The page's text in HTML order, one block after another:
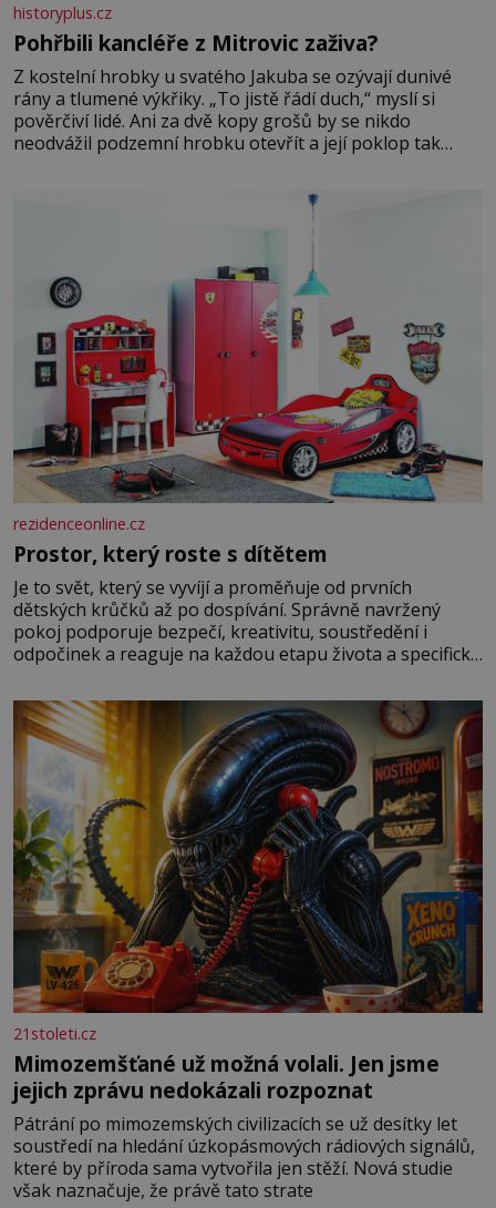
historyplus.cz
Pohřbili kancléře z Mitrovic zaživa?
Z kostelní hrobky u svatého Jakuba se ozývají dunivé
rány a tlumené výkřiky. „To jistě řádí duch,“ myslí si
pověrčiví lidé. Ani za dvě kopy grošů by se nikdo
neodvážil podzemní hrobku otevřít a její poklop tak
rezidenceonline.cz
Prostor, který roste s dítětem
Je to svět, který se vyvíjí a proměňuje od prvních
dětských krůčků až po dospívání. Správně navržený
pokoj podporuje bezpečí, kreativitu, soustředění i
odpočinek a reaguje na každou etapu života a specifické
měkkost a bezpečí, proto by pokoj miminka měl působit
především klidně a útulně. Předškolní věk je
21stoleti.cz
Mimozemšťané už možná volali. Jen jsme
jejich zprávu nedokázali rozpoznat
Pátrání po mimozemských civilizacích se už desítky let
soustředí na hledání úzkopásmových rádiových signálů,
které by příroda sama vytvořila jen stěží. Nová studie
však naznačuje, že právě tato strate